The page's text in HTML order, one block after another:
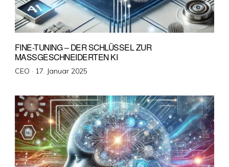
FINE-TUNING – DER SCHLÜSSEL ZUR
MASSGESCHNEIDERTEN KI
CEO · Veröffentlicht
17. Januar 2025